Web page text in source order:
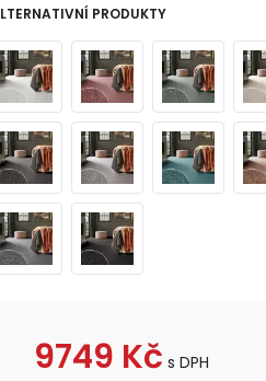
PRODUKTY
9749 Kč s DPH